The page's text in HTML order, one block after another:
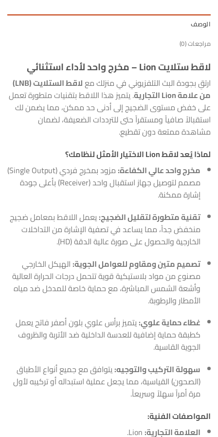
الوصف
مراجعات (0)
لاقط ستلايت Lion – مخرج واحد لأداء استثنائي
ارتقِ بجودة البث التلفزيوني في منزلك مع
لاقط الستلايت (LNB)
من علامة Lion التجارية
. يتميز هذا اللاقط بتقنيات متطورة تعمل
على خفض مستوى الضجيج إلى أدنى حد ممكن، مما يضمن لك
استقبالاً صافياً ومستقراً حتى للترددات الضعيفة، لضمان
مشاهدة ممتعة دون تقطيع.
لماذا يُعد لاقط Lion الاختيار الأمثل لنظامك؟
مخرج واحد عالي الكفاءة:
مزود بمخرج فردي (Single Output)
مصمم لتوصيل جهاز استقبال واحد (Receiver) بأعلى جودة
إشارة ممكنة.
تقنية متطورة لتقليل الضجيج:يعمل اللاقط بمعامل ضجيج
منخفض جداً، مما يساعد في تصفية الإشارة من التداخلات
الخارجية والحصول على صورة عالية الدقة (HD).
تصميم متين ومقاوم للعوامل الجوية: الهيكل الخارجي
مصنوع من مواد بلاستيكية قوية تتحمل درجات الحرارة العالية
وأشعة الشمس المباشرة، مع حماية خاصة للمدخل ضد مياه
الأمطار والرطوبة.
غطاء حماية علوي:يتميز برأس علوي بلون أصفر فاتح يعمل
كطبقة حماية إضافية للعدسة الداخلية ضد الأتربة والظروف
الجوية القاسية.
سهولة التركيب والتوجيه:يتوافق مع جميع أنواع الأطباق
(الصحون) القياسية، مما يجعل عملية استبداله أو تركيبه لأول
مرة أمراً سهلاً وسريعاً.
المواصفات الفنية:
العلامة التجارية: